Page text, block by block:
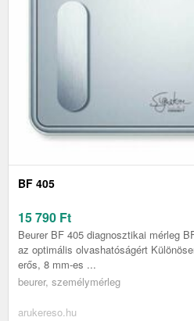
BF 405
15 790 Ft
Beurer BF 405 diagnosztikai mérleg
az optimális olvashatóságért
erős, 8 mm-es ...
beurer, személymérleg
arukereso.hu